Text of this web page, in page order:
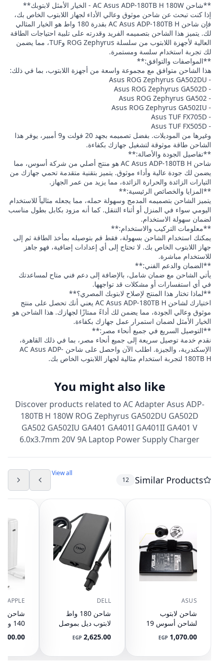
**شاحن AC Asus ADP-180TB H 180W - الخيار الأمثل لابتوبك**
إذا كنت تبحث عن شاحن موثوق وعالي الأداء لجهاز اللابتوب الخاص بك،
فإن شاحن AC Asus ADP-180TB H بقدرة 180 واط هو الخيار المثالي
لك. يتميز هذا الشاحن بتصميمه الفريد وقدرته على تلبية احتياجات الطاقة
العالية لأجهزة اللابتوب من سلسلة ROG Zephyrus وTUF، مما يضمن
لك تجربة استخدام سلسة ومستمرة.
**المواصفات والتوافق:**
هذا الشاحن متوافق مع مجموعة واسعة من أجهزة اللابتوب، بما في ذلك:
- Asus ROG Zephyrus GA502DU
- Asus ROG Zephyrus GA502D
- Asus ROG Zephyrus GA502
- Asus ROG Zephyrus GA502IU
- Asus TUF FX705D
- Asus TUF FX505D
وغيرها من الموديلات. بفضل تصميمه بجهد 20 فولت و9 أمبير، يوفر هذا
الشاحن طاقة موثوقة لتشغيل جهازك بكفاءة.
**تفاصيل الجودة والأصالة:**
شاحن AC Asus ADP-180TB H هو منتج أصلي من شركة أسوس، مما
يضمن لك جودة عالية وأداء موثوق. يتميز بتقنية متقدمة تحمي جهازك من
التيارات الزائدة والحرارة الزائدة، مما يزيد من عمر الجهاز.
**المزايا والخصائص الرئيسية:**
يتميز الشاحن بتصميمه المدمج وسهولة حمله، مما يجعله مثالياً للاستخدام
اليومي سواء في المنزل أو أثناء التنقل. كما أنه مزود بكابل بطول مناسب
لضمان سهولة الاستخدام.
**معلومات التركيب والاستخدام:**
يمكنك استخدام الشاحن بسهولة، فقط قم بتوصيله بمأخذ الطاقة ثم إلى
جهاز اللابتوب الخاص بك. لا تحتاج إلى أي إعدادات إضافية، فهو جاهز
للاستخدام مباشرة.
**الضمان والدعم الفني:**
يأتي الشاحن مع ضمان شامل، بالإضافة إلى دعم فني متاح لمساعدتك
في أي استفسارات أو مشكلات قد تواجهها.
**لماذا تختار هذا المنتج لإصلاح لابتوبك المصري؟**
اختيارك لشاحن AC Asus ADP-180TB H يعني أنك تحصل على منتج
موثوق وعالي الجودة، مما يضمن لك أداءً ممتازًا لجهازك. هذا الشاحن هو
الخيار الأمثل لضمان استمرار عمل جهازك بكفاءة.
**التوصيل السريع في جميع أنحاء مصر:**
نقدم خدمة توصيل سريعة إلى جميع أنحاء مصر، بما في ذلك القاهرة،
الإسكندرية، والجيزة. اطلب الآن واحصل على شاحن AC Asus ADP-
180TB H لتجربة استخدام مثالية لجهاز اللابتوب الخاص بك.
You might also like
Discover products related to AC Adapter Asus ADP-
180TB H 180W ROG Zephyrus GA502DU GA502D
GA502 GA502IU GA401 GA401I GA401II GA401 V
6.0x3.7mm 20V 9A Laptop Power Supply Charger
Similar Products
12
View all
ASUS
شاحن لابتوب
لشاحن أسوس 19
90 واط
1,070.00
EGP
DELL
شاحن 180 واط
لابتوب ديل بموصل
7.4 مم - شاحن
دقيق 7680 7670
2,625.00
EGP
APPLE
140
شاحن